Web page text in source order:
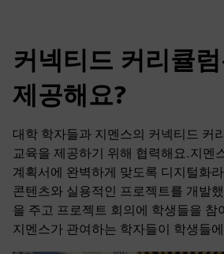
커넥티드 커리큘
제공해요?
대학 학자들과 지멘스의 커넥티드 커
교육을 제공하기 위해 협력해요.지멘
계획서에 완벽하게 맞도록 디지털화
콘텐츠와 실용적인 프로젝트를 개발
을 주고 프로젝트 회의에 학생들을 참
지멘스가 관여하는 학자들이 학생들